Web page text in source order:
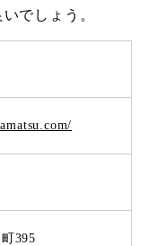
でしょう。
395